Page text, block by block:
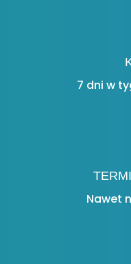
7 dni w
Nawet